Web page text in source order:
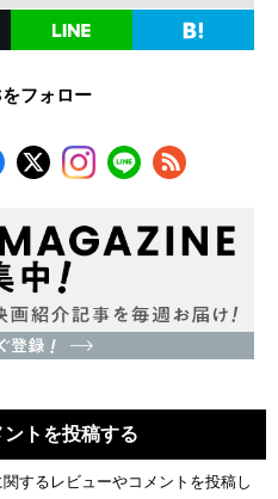
フォロー
トを投稿する
するレビューやコメントを投稿し